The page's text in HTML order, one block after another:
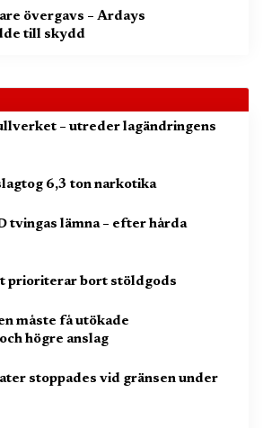
övergavs – Ardays
till skydd
lagändringens
6,3 ton narkotika
tvingas lämna – efter hårda
prioriterar bort stöldgods
måste få utökade
högre anslag
stoppades vid gränsen under